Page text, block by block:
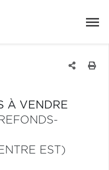
À VENDRE
EST)